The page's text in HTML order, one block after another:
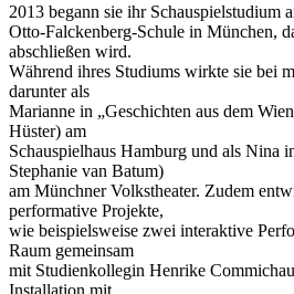
2013 begann sie ihr Schauspielstudium
Otto-Falckenberg-Schule in München,
abschließen wird.
Während ihres Studiums wirkte sie bei
darunter als
Marianne in „Geschichten aus dem
Hüster) am
Schauspielhaus Hamburg und als Nina
Stephanie van Batum)
am Münchner Volkstheater. Zudem
performative Projekte,
wie beispielsweise zwei interaktive
Raum gemeinsam
mit Studienkollegin Henrike
Installation mit